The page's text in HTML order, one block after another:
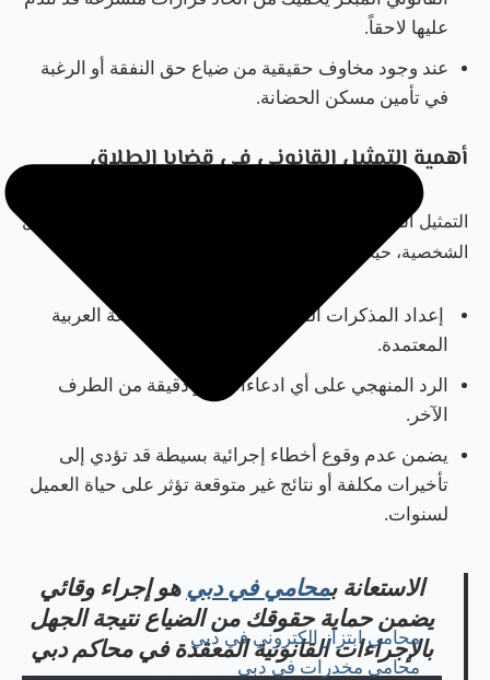
محامي ابتزاز الكتروني في دبي
محامي مخدرات في دبي
عليها لاحقاً.
عند وجود مخاوف حقيقية من ضياع حق النفقة أو الرغبة
في تأمين مسكن الحضانة.
أهمية التمثيل القانوني في قضايا الطلاق
التمثيل القانوني يوفر لك مظلة من الحماية أمام محاكم الأحوال
الشخصية، حيث يتولى المحامي:
إعداد المذكرات القانونية بدقة وصياغتها باللغة العربية
المعتمدة.
الرد المنهجي على أي ادعاءات غير دقيقة من الطرف
الآخر.
يضمن عدم وقوع أخطاء إجرائية بسيطة قد تؤدي إلى
تأخيرات مكلفة أو نتائج غير متوقعة تؤثر على حياة العميل
لسنوات.
الاستعانة بمحامي في دبي هو إجراء وقائي
يضمن حماية حقوقك من الضياع نتيجة الجهل
بالإجراءات القانونية المعقدة في محاكم دبي